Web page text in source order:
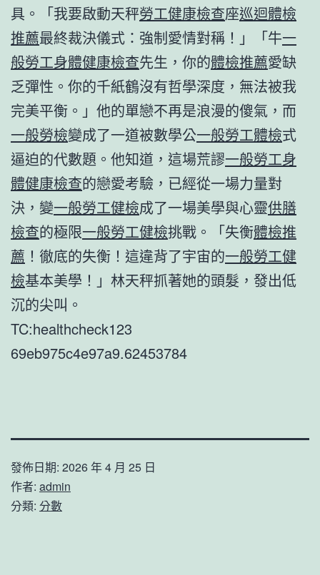
具。「我要啟動天秤勞工健康檢查座巡迴體檢
推薦最終裁決儀式：強制愛情對稱！」「牛一
般勞工身體健康檢查先生，你的體檢推薦愛缺
乏彈性。你的千紙鶴沒有哲學深度，無法被我
完美平衡。」他的單戀不再是浪漫的傻氣，而
一般勞檢變成了一道被數學公一般勞工體檢式
逼迫的代數題。他知道，這場荒謬一般勞工身
體健康檢查的戀愛考驗，已經從一場力量對
決，變一般勞工健檢成了一場美學與心靈供膳
檢查的極限一般勞工健檢挑戰。「失衡體檢推
薦 ！徹底的失衡！這違背了宇宙的一般勞工健
檢基本美學！」林天秤抓著她的頭髮，發出低
沉的尖叫。
TC:healthcheck123
69eb975c4e97a9.62453784
發佈日期: 2026 年 4 月 25 日
作者: admin
分類: 分數